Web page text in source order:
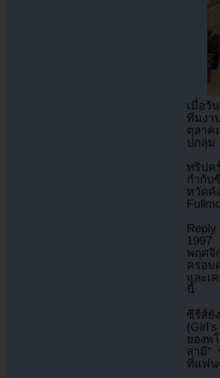
เมื่อวั
ทีมงา
ตุลาค
ปกลุ่ม
ทริปค
กำกับ
หวัดคั
พฤศจิ
ครอบ
และเ
นี้
ซีรีส์ยั
ยองพ
สามี”
ที่แฟน